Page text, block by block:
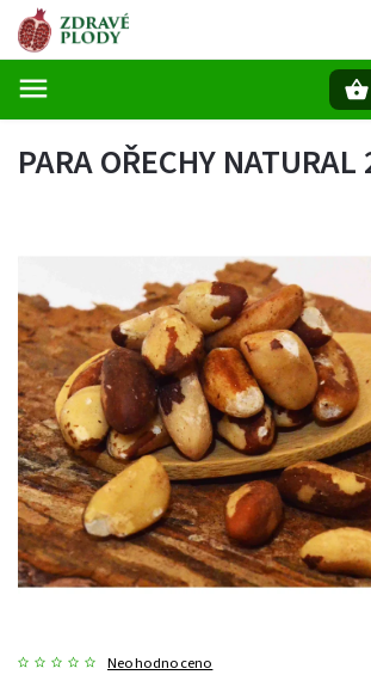
PARA OŘECHY
Neohodnoceno